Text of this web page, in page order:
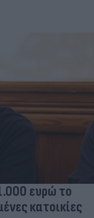
ευρώ το
κατοικίες